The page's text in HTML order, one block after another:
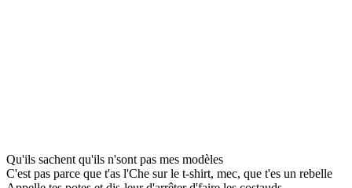
Qu'ils sachent qu'ils n'sont pas mes modèles
C'est pas parce que t'as l'Che sur le t-shirt, mec, que t'es un rebelle